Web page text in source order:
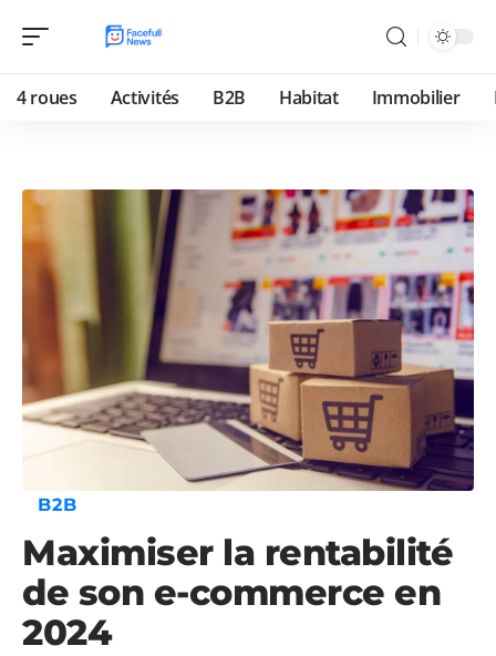
4 roues Activités B2B Habitat Immobilier
B2B
Maximiser la rentabilité
de son e-commerce en
2024